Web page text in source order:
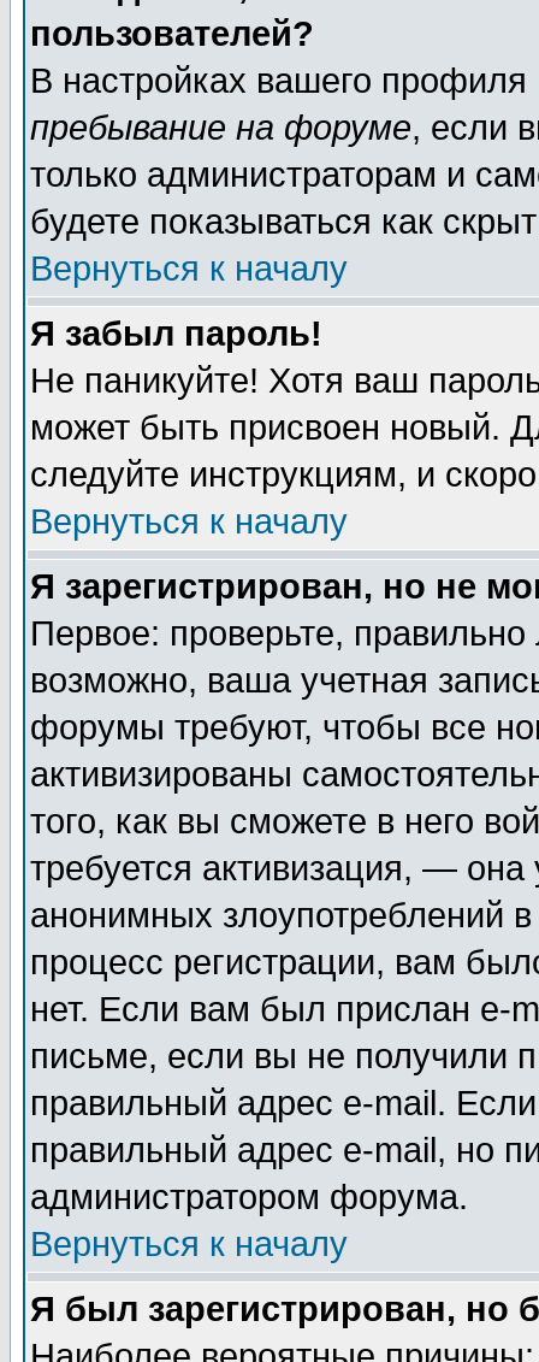
пользователей?
В настройках вашего
пребывание на форуме, если
только администраторам и
будете показываться как
Вернуться к началу
Я забыл пароль!
Не паникуйте! Хотя ваш
может быть присвоен новый.
следуйте инструкциям, и
Вернуться к началу
Я зарегистрирован, но не
Первое: проверьте,
возможно, ваша учетная
форумы требуют, чтобы все
активизированы
того, как вы сможете в него
требуется активизация, —
анонимных злоупотреблений
процесс регистрации, вам
нет. Если вам был прислан e-
письме, если вы не получили
правильный адрес e-mail.
правильный адрес e-mail, но
администратором форума.
Вернуться к началу
Я был зарегистрирован, но